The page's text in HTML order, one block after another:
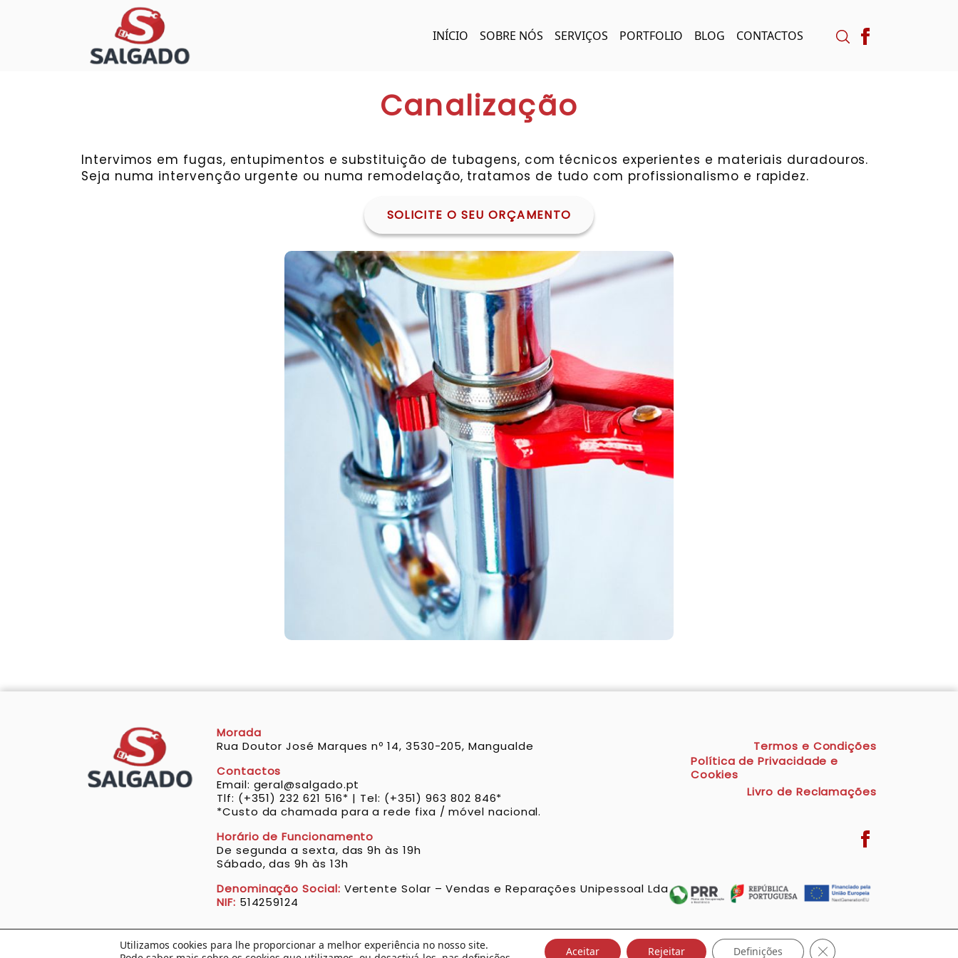
INÍCIO SOBRE NÓS SERVIÇOS PORTFOLIO BLOG CONTACTOS
Canalização
Intervimos em fugas, entupimentos e substituição de tubagens, com técnicos experientes e materiais duradouros.
Seja numa intervenção urgente ou numa remodelação, tratamos de tudo com profissionalismo e rapidez.
SOLICITE O SEU ORÇAMENTO
Morada
Rua Doutor José Marques nº 14, 3530-205, Mangualde
Contactos
Email: geral@salgado.pt
Tlf: (+351) 232 621 516* | Tel: (+351) 963 802 846*
*Custo da chamada para a rede fixa / móvel nacional.
Horário de Funcionamento
De segunda a sexta, das 9h às 19h
Sábado, das 9h às 13h
Denominação Social: Vertente Solar – Vendas e Reparações Unipessoal Lda
NIF: 514259124
Termos e Condições
Política de Privacidade e
Cookies
Livro de Reclamações
Utilizamos cookies para lhe proporcionar a melhor experiência no nosso site.
Aceitar Rejeitar Definições Close GDPR Cookie Banner